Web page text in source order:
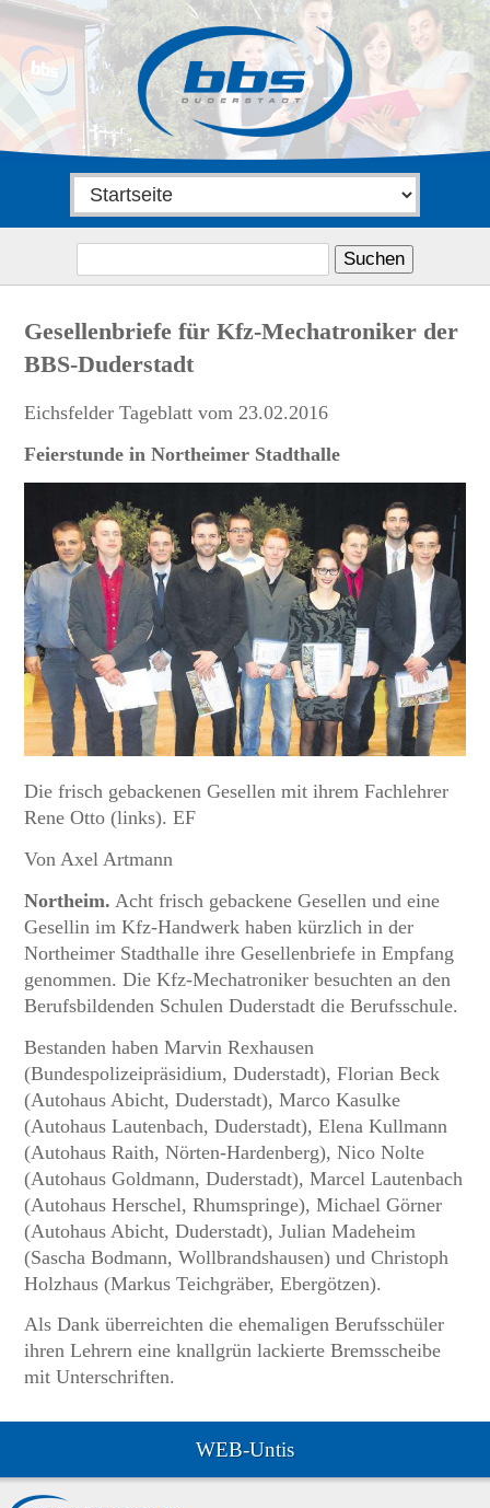
Suchen
Gesellenbriefe für Kfz-Mechatroniker der
BBS-Duderstadt
Eichsfelder Tageblatt vom 23.02.2016
Feierstunde in Northeimer Stadthalle
Die frisch gebackenen Gesellen mit ihrem Fachlehrer
Rene Otto (links). EF
Von Axel Artmann
Northeim. Acht frisch gebackene Gesellen und eine
Gesellin im Kfz-Handwerk haben kürzlich in der
Northeimer Stadthalle ihre Gesellenbriefe in Empfang
genommen. Die Kfz-Mechatroniker besuchten an den
Berufsbildenden Schulen Duderstadt die Berufsschule.
Bestanden haben Marvin Rexhausen
(Bundespolizeipräsidium, Duderstadt), Florian Beck
(Autohaus Abicht, Duderstadt), Marco Kasulke
(Autohaus Lautenbach, Duderstadt), Elena Kullmann
(Autohaus Raith, Nörten-Hardenberg), Nico Nolte
(Autohaus Goldmann, Duderstadt), Marcel Lautenbach
(Autohaus Herschel, Rhumspringe), Michael Görner
(Autohaus Abicht, Duderstadt), Julian Madeheim
(Sascha Bodmann, Wollbrandshausen) und Christoph
Holzhaus (Markus Teichgräber, Ebergötzen).
Als Dank überreichten die ehemaligen Berufsschüler
ihren Lehrern eine knallgrün lackierte Bremsscheibe
mit Unterschriften.
WEB-Untis